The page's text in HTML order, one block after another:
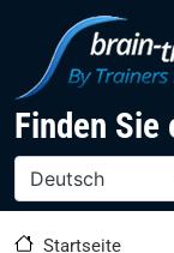
Direkt zum Inhalt
Finden Sie
Startseite